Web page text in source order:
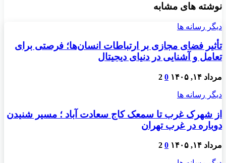
نوشته های مشابه
دیگر رسانه ها
تأثیر فضای مجازی بر ارتباطات انسان‌ها؛ فرصتی برای
تعامل و آشنایی در دنیای دیجیتال
مرداد ۱۴, ۱۴۰۵ 0
2
دیگر رسانه ها
از شهرک غرب تا سمعک کاج سعادت آباد ؛ مسیر شنیدن
دوباره در غرب تهران
مرداد ۱۴, ۱۴۰۵ 0
2